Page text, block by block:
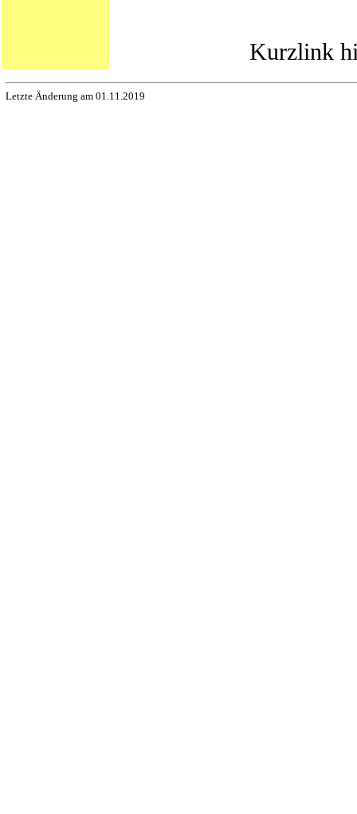
Kurzlink
Letzte Änderung am 01.11.2019